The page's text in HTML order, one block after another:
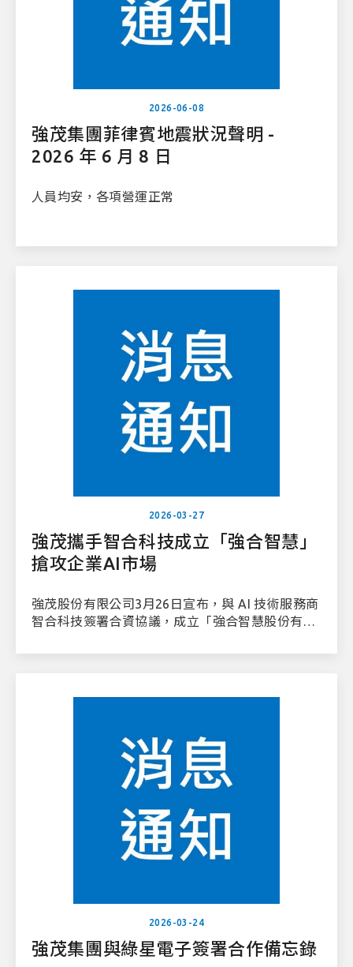
2026-06-08
強茂集團菲律賓地震狀況聲明 -
2026 年 6 月 8 日
人員均安，各項營運正常
2026-03-27
強茂攜手智合科技成立「強合智慧」
搶攻企業AI市場
強茂股份有限公司3月26日宣布，與 AI 技術服務商
智合科技簽署合資協議，成立「強合智慧股份有限
場，初期鎖定半導體智慧製造領域。
2026-03-24
強茂集團與綠星電子簽署合作備忘錄